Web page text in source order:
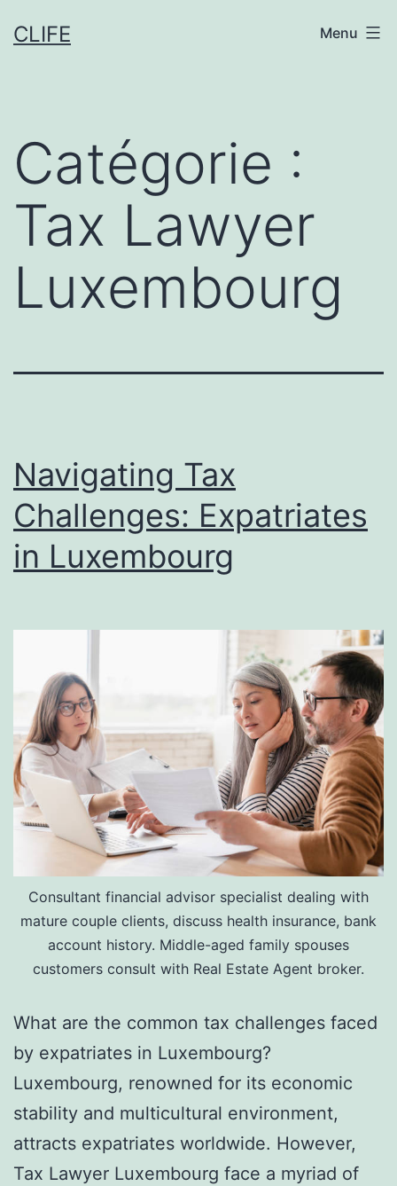
auCLIFE Menu
Catégorie :
Tax Lawyer
Luxembourg
Navigating Tax
Challenges: Expatriates
in Luxembourg
Consultant financial advisor specialist dealing with
mature couple clients, discuss health insurance, bank
account history. Middle-aged family spouses
customers consult with Real Estate Agent broker.
What are the common tax challenges faced
by expatriates in Luxembourg?
Luxembourg, renowned for its economic
stability and multicultural environment,
attracts expatriates worldwide. However,
Tax Lawyer Luxembourg face a myriad of